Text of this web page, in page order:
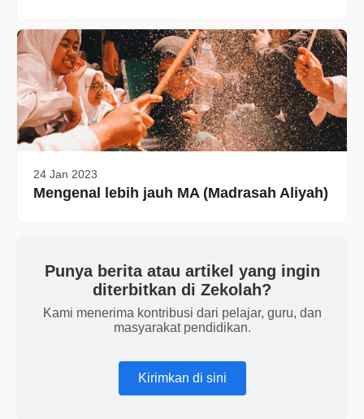
24 Jan 2023
Mengenal lebih jauh MA (Madrasah Aliyah)
Punya berita atau artikel yang ingin
diterbitkan di Zekolah?
Kami menerima kontribusi dari pelajar, guru, dan
masyarakat pendidikan.
Kirimkan di sini